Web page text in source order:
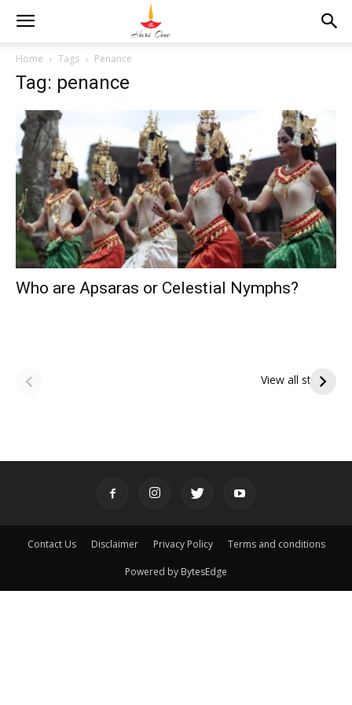
Home Tags Penance
Tag: penance
Who are Apsaras or Celestial Nymphs?
View all stories
పితృదేవతల ఆశీర్వాదం
ఇంద్రకీలాద్రి గిరి ప్రదక్షిణ
Contact Us Disclaimer Privacy Policy Terms and conditions
Powered by BytesEdge